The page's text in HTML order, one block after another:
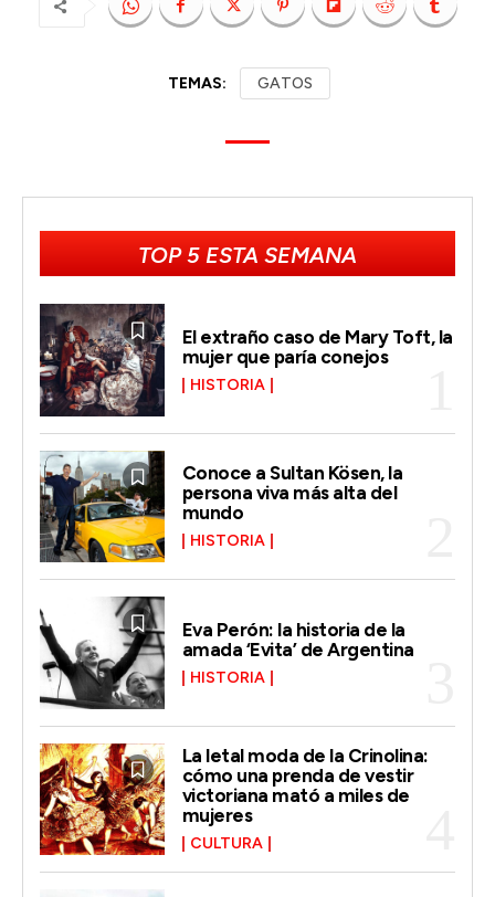
TEMAS: GATOS
TOP 5 ESTA SEMANA
El extraño caso de Mary Toft, la
mujer que paría conejos
HISTORIA
Conoce a Sultan Kösen, la
persona viva más alta del
mundo
HISTORIA
Eva Perón: la historia de la
amada ‘Evita’ de Argentina
HISTORIA
La letal moda de la Crinolina:
cómo una prenda de vestir
victoriana mató a miles de
mujeres
CULTURA